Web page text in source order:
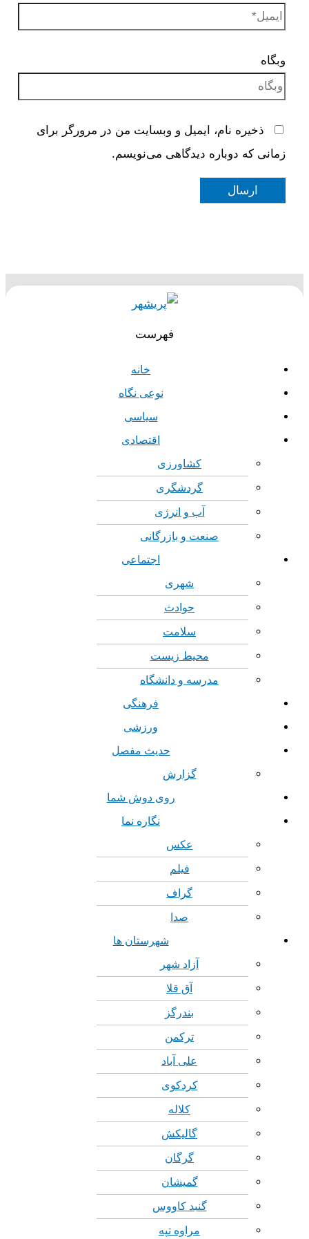
وبگاه
ذخیره نام، ایمیل و وبسایت من در مرورگر برای
زمانی که دوباره دیدگاهی می‌نویسم.
فهرست
خانه
نوعی نگاه
سیاسی
اقتصادی
کشاورزی
گردشگری
آب و انرژی
صنعت و بازرگانی
اجتماعی
شهری
حوادث
سلامت
محیط زیست
مدرسه و دانشگاه
فرهنگی
ورزشی
حدیث مفصل
گزارش
روی دوش شما
نگاره نما
عکس
فیلم
گراف
صدا
شهرستان ها
آزاد شهر
آق قلا
بندرگز
ترکمن
علی آباد
کردکوی
کلاله
گالیکش
گرگان
گمیشان
گنبد کاووس
مراوه تپه